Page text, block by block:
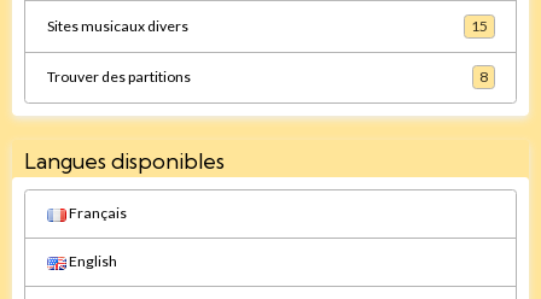
Sites musicaux divers 15
Trouver des partitions 8
Langues disponibles
Français
English